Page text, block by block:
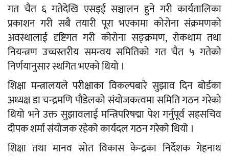
गत चैत ६ गतेदेखि एसइई सञ्चालन हुने गरी कार्यतालिका
प्रकाशन गरी सबै तयारी पूरा भएकामा कोरोना संक्रमणको
अवस्थालाई दृष्टिगत गरी कोरोना सङ्क्रमण, रोकथाम तथा
नियन्त्रण उच्चस्तरीय समन्वय समितिको गत चैत ५ गतेको
निर्णयानुसार स्थगित भएको थियो ।
शिक्षा मन्त्रालयले परीक्षाका विकल्पबारे सुझाव दिन बोर्डका
अध्यक्ष डा चन्द्रमणि पौडेलको संयोजकत्वमा समिति गठन गरेको
थियो भने उक्त सुझावलाई मन्त्रिपरिषद्मा पेश गर्नुपूर्व सहसचिव
दीपक शर्मा संयोजक रहेको कार्यदल गठन गरेको थियो ।
शिक्षा तथा मानव स्रोत विकास केन्द्रका निर्देशक गेहनाथ